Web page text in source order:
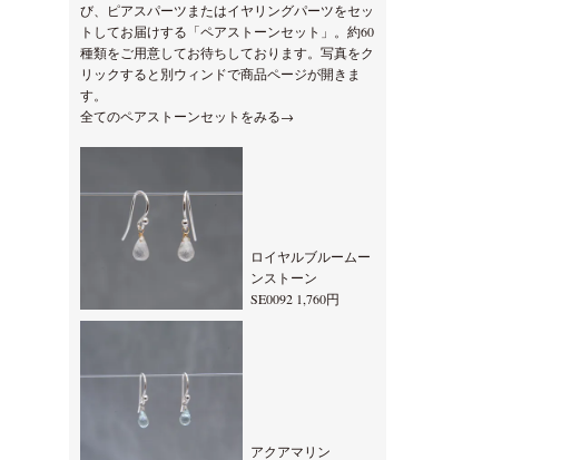
び、ピアスパーツまたはイヤリングパーツをセッ
トしてお届けする「ペアストーンセット」。約60
種類をご用意してお待ちしております。写真をク
リックすると別ウィンドで商品ページが開きま
す。
全てのペアストーンセットをみる→
ロイヤルブルームー
ンストーン
SE0092 1,760円
アクアマリン